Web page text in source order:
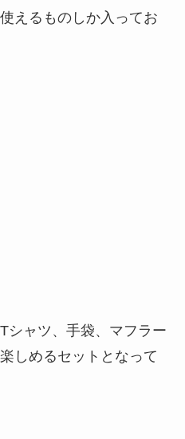
えるものしか入ってお
シャツ、手袋、マフラー
しめるセットとなって